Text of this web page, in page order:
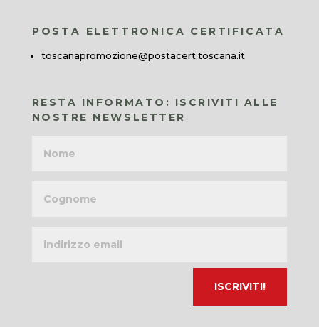
POSTA ELETTRONICA CERTIFICATA
toscanapromozione@postacert.toscana.it
RESTA INFORMATO: ISCRIVITI ALLE
NOSTRE NEWSLETTER
email